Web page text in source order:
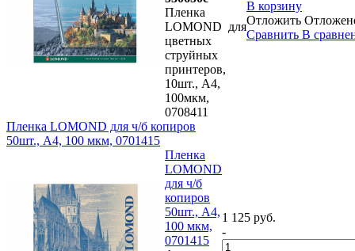
Пленка
LOMOND для
цветных
струйных
принтеров,
10шт., А4,
100мкм,
0708411
В корзину
Отложить
Сравнить В
Пленка LOMOND для ч/б копиров
50шт., А4, 100 мкм, 0701415
Пленка
LOMOND
для ч/б
копиров
50шт., А4,
100 мкм,
0701415
1 125 руб.
-